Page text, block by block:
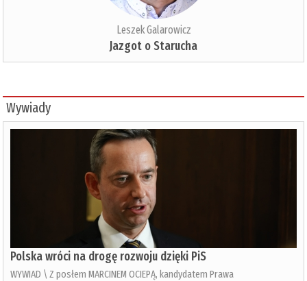
Leszek Galarowicz
Jazgot o Starucha
Wywiady
Polska wróci na drogę rozwoju dzięki PiS
WYWIAD \ Z posłem MARCINEM OCIEPĄ, kandydatem Prawa